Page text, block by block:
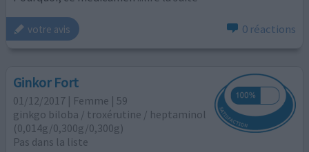
votre avis 0 réactions
Ginkor Fort
01/12/2017 | Femme | 59
ginkgo biloba / troxérutine / heptaminol
(0,014g/0,300g/0,300g)
Pas dans la liste